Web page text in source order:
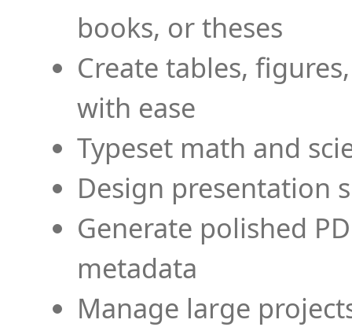
books, or theses
Create tables,
with ease
Typeset math and
Design presentation
Generate polished
metadata
Manage large